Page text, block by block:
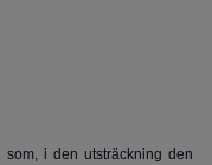
som, i den utsträckning den